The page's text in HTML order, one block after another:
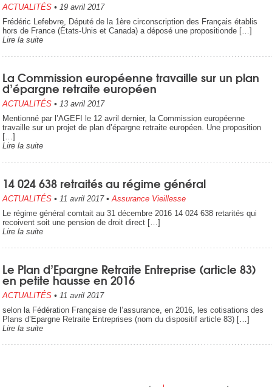
ACTUALITÉS • 19 avril 2017
Frédéric Lefebvre, Député de la 1ère circonscription des Français établis
hors de France (États-Unis et Canada) a déposé une propositionde […]
Lire la suite
La Commission européenne travaille sur un plan
d’épargne retraite européen
ACTUALITÉS • 13 avril 2017
Mentionné par l’AGEFI le 12 avril dernier, la Commission européenne
travaille sur un projet de plan d’épargne retraite européen. Une proposition
[…]
Lire la suite
14 024 638 retraités au régime général
ACTUALITÉS • 11 avril 2017• Assurance Vieillesse
Le régime général comtait au 31 décembre 2016 14 024 638 retarités qui
recoivent soit une pension de droit direct […]
Lire la suite
Le Plan d’Epargne Retraite Entreprise (article 83)
en petite hausse en 2016
ACTUALITÉS • 11 avril 2017
selon la Fédération Française de l’assurance, en 2016, les cotisations des
Plans d’Epargne Retraite Entreprises (nom du dispositif article 83) […]
Lire la suite